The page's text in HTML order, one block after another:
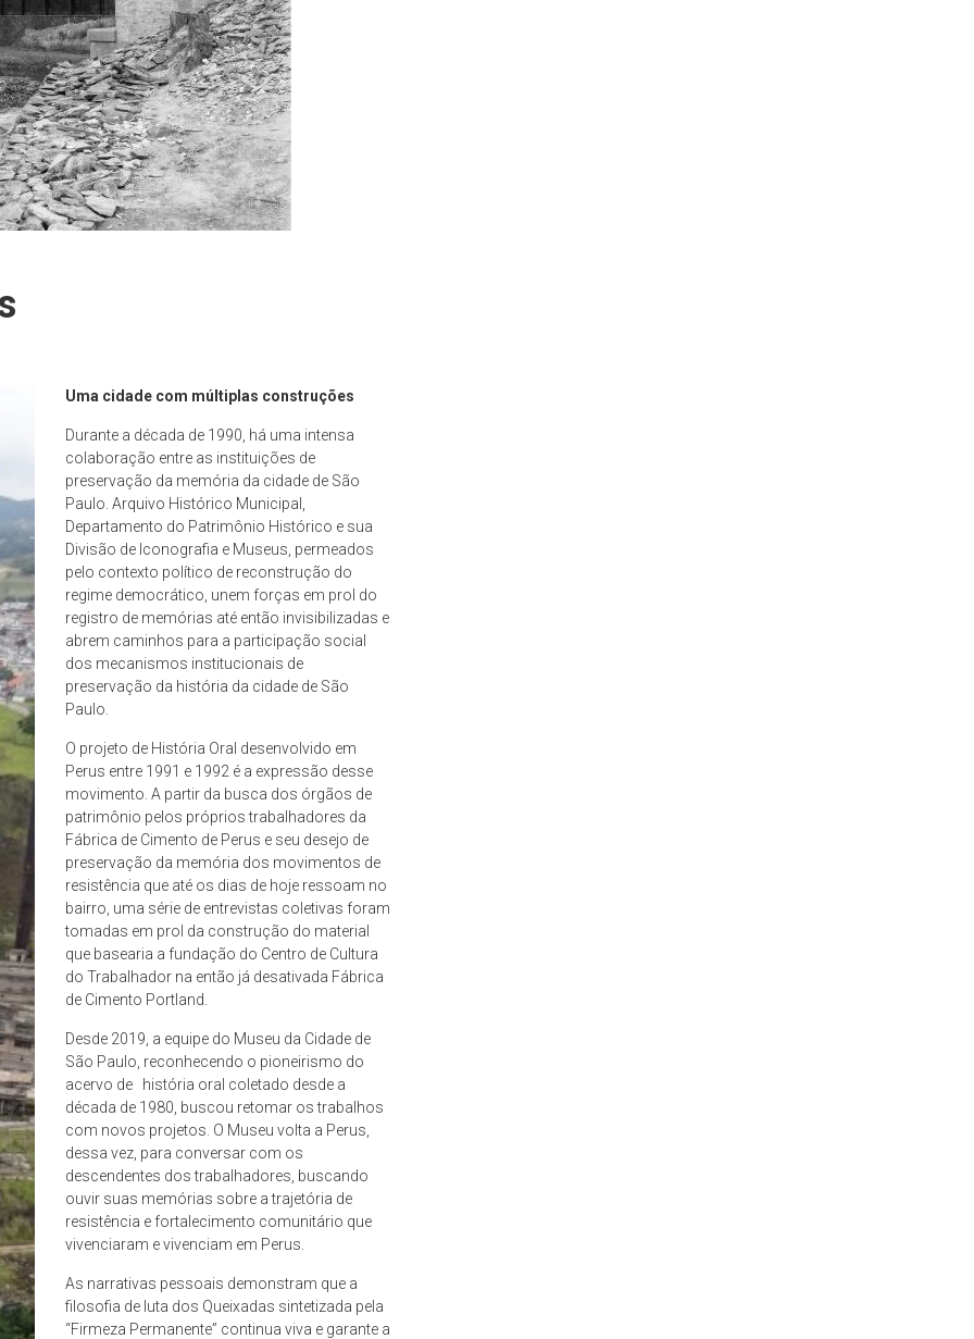
Uma cidade com múltiplas construções
Durante a década de 1990, há uma intensa
colaboração entre as instituições de
preservação da memória da cidade de São
Paulo. Arquivo Histórico Municipal,
Departamento do Patrimônio Histórico e sua
Divisão de Iconografia e Museus, permeados
pelo contexto político de reconstrução do
regime democrático, unem forças em prol do
registro de memórias até então invisibilizadas e
abrem caminhos para a participação social
dos mecanismos institucionais de
preservação da história da cidade de São
Paulo.
O projeto de História Oral desenvolvido em
Perus entre 1991 e 1992 é a expressão desse
movimento. A partir da busca dos órgãos de
patrimônio pelos próprios trabalhadores da
Fábrica de Cimento de Perus e seu desejo de
preservação da memória dos movimentos de
resistência que até os dias de hoje ressoam no
bairro, uma série de entrevistas coletivas foram
tomadas em prol da construção do material
que basearia a fundação do Centro de Cultura
do Trabalhador na então já desativada Fábrica
de Cimento Portland.
Desde 2019, a equipe do Museu da Cidade de
São Paulo, reconhecendo o pioneirismo do
acervo de história oral coletado desde a
década de 1980, buscou retomar os trabalhos
com novos projetos. O Museu volta a Perus,
dessa vez, para conversar com os
descendentes dos trabalhadores, buscando
ouvir suas memórias sobre a trajetória de
resistência e fortalecimento comunitário que
vivenciaram e vivenciam em Perus.
As narrativas pessoais demonstram que a
filosofia de luta dos Queixadas sintetizada pela
“Firmeza Permanente” continua viva e garante a